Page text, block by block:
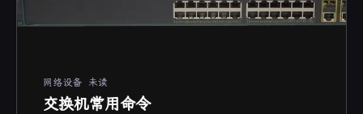
网络设备 未读
交换机常用命令